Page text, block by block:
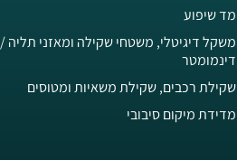
מד שיפוע
משקל דיגיטלי, משטחי שקילה ומאזני תליה /
דינמומטר
שקילת רכבים, שקילת משאיות ומטוסים
מדידת מיקום סיבובי